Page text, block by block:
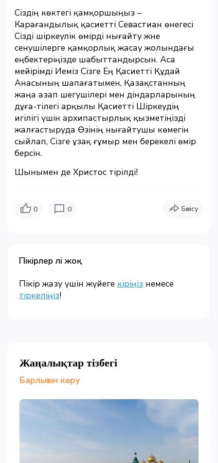
Сіздің көктегі қамқоршыңыз –
Карағандылық қасиетті Севастиан өнегесі
Сізді шіркеулік өмірді нығайту және
сенушілерге қамқорлық жасау жолындағы
еңбектеріңізде шабыттандырсын. Аса
мейірімді Иеміз Сізге Ең Қасиетті Құдай
Анасының шапағатымен, Қазақстанның
жаңа азап шегушілері мен діндарларының
дұға-тілегі арқылы Қасиетті Шіркеудің
игілігі үшін архипастырлық қызметіңізді
жалғастыруда Өзінің нығайтушы көмегін
сыйлап, Сізге ұзақ ғұмыр мен берекелі өмір
берсін.
Шынымен де Христос тірілді!
0 0 Бөлісу
Пікірлер әлі жоқ
Пікір жазу үшін жүйеге кіріңіз немесе
тіркеліңіз!
Жаңалықтар тізбегі
Барлығын көру